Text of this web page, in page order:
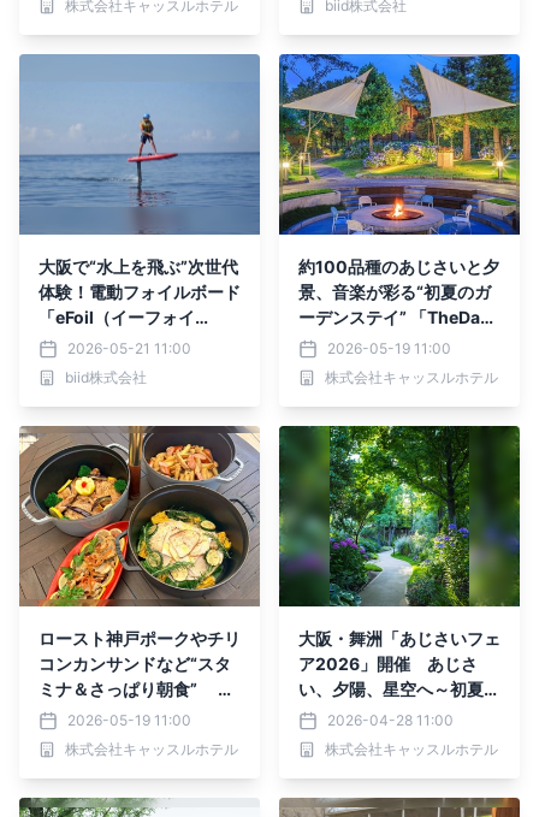
株式会社キャッスルホテル
biid株式会社
大阪で“水上を飛ぶ”次世代
体験！電動フォイルボード
「eFoil（イーフォイ
ル）」体験スクールが大阪
北港マリーナに新登場！
2026-05-21 11:00
biid株式会社
約100品種のあじさいと夕
景、音楽が彩る“初夏のガ
ーデンステイ” 「TheDay
あじさいフェア2026」5
月23日から開催
2026-05-19 11:00
株式会社キャッスルホテル
ロースト神戸ポークやチリ
コンカンサンドなど“スタ
ミナ＆さっぱり朝食” 大
阪・舞洲のホテルが6月1
日から夏限定朝食ブッフェ
提供
2026-05-19 11:00
株式会社キャッスルホテル
大阪・舞洲「あじさいフェ
ア2026」開催 あじさ
い、夕陽、星空へ～初夏を
過ごすガーデンステイ～
2026-04-28 11:00
株式会社キャッスルホテル